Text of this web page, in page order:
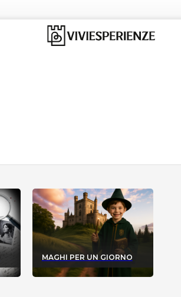
MAGHI PER UN GIORNO